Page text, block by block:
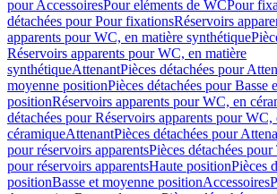
pour AccessoiresPour eléments de WCPour
détachées pour Pour fixationsRéservoirs
apparents pour WC, en matière synthétique
Réservoirs apparents pour WC, en matière
synthétiqueAttenantPièces détachées pour
moyenne positionPièces détachées pour Basse
positionRéservoirs apparents pour WC, en
détachées pour Réservoirs apparents pour WC,
céramiqueAttenantPièces détachées pour
pour réservoirs apparentsPièces détachées pour
pour réservoirs apparentsHaute positionPièces
positionBasse et moyenne positionAccessoires